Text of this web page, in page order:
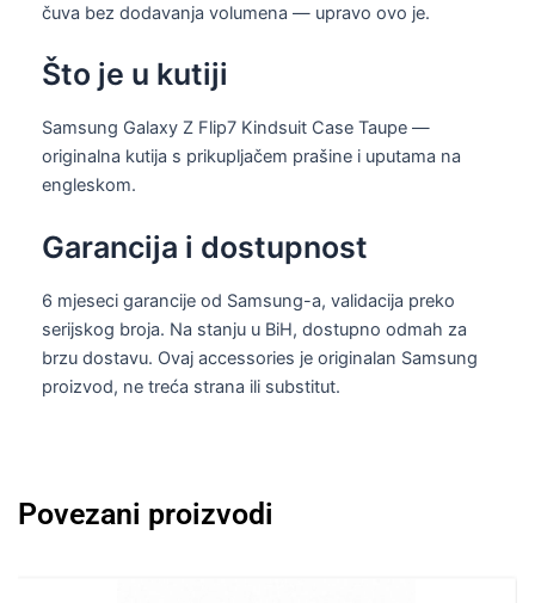
čuva bez dodavanja volumena — upravo ovo je.
Što je u kutiji
Samsung Galaxy Z Flip7 Kindsuit Case Taupe —
originalna kutija s prikupljačem prašine i uputama na
engleskom.
Garancija i dostupnost
6 mjeseci garancije od Samsung-a, validacija preko
serijskog broja. Na stanju u BiH, dostupno odmah za
brzu dostavu. Ovaj accessories je originalan Samsung
proizvod, ne treća strana ili substitut.
Povezani proizvodi